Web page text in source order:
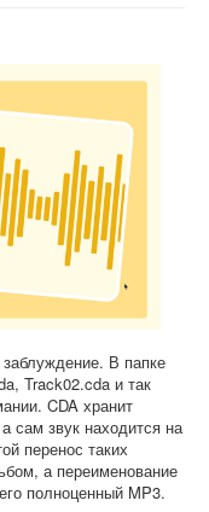
В папке
Track02.cda и так
CDA хранит
сам звук находится на
перенос таких
а переименование
полноценный MP3.